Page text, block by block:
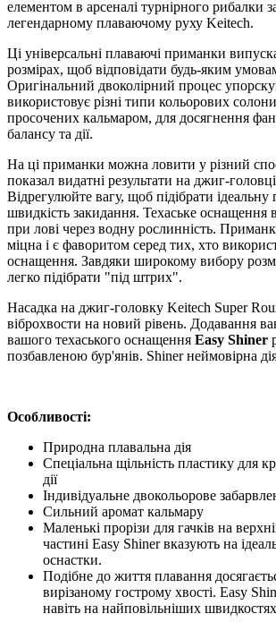
елементом в арсеналі турнірного рибалки
легендарному плаваючому руху Keitech.
Ці універсальні плаваючі приманки
розмірах, щоб відповідати будь-яким
Оригінальний двоколірний процес
використовує різні типи кольорових
просочених кальмаром, для досягнення
балансу та дії.
На ці приманки можна ловити у різний
показал видатні результати на джиг-
Відрегулюйте вагу, щоб підібрати ідеальну
швидкість закидання. Техаське оснащення
при лові через водну рослинність.
міцна і є фаворитом серед тих, хто
оснащення. Завдяки широкому вибору
легко підібрати "під штрих".
Насадка на джиг-головку Keitech Super
віброхвости на новий рівень. Додавання
вашого техаського оснащення Easy Shiner
позбавленою бур'янів. Shiner неймовірна
Особливості:
Природна плавальна дія
Спеціальна щільність пластику для
дії
Індивідуальне двокольорове
Сильний аромат кальмару
Маленькі прорізи для гачків на
частині Easy Shiner вказують на
оснастки.
Подібне до життя плавання
вирізаному гострому хвості. Easy
навіть на найповільніших